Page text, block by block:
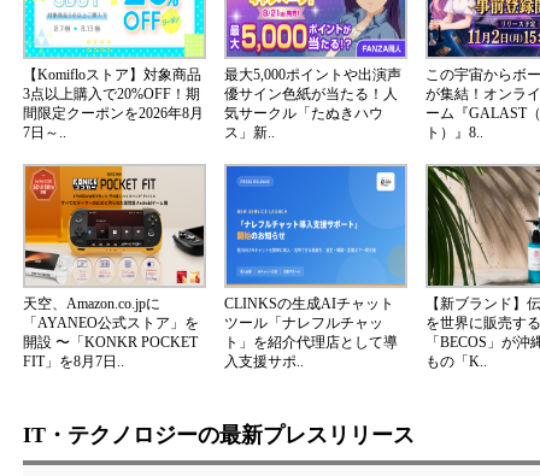
【Komifloストア】対象商品
3点以上購入で20%OFF！期
間限定クーポンを2026年8月
7日～..
最大5,000ポイントや出演声
優サイン色紙が当たる！人
気サークル「たぬきハウ
ス」新..
この宇宙からボ
が集結！オンラ
ーム『GALAST
ト）』8..
天空、Amazon.co.jpに
「AYANEO公式ストア」を
開設 〜「KONKR POCKET
FIT」を8月7日..
CLINKSの生成AIチャット
ツール「ナレフルチャッ
ト」を紹介代理店として導
入支援サポ..
【新ブランド】
を世界に販売す
「BECOS」が沖
もの「K..
IT・テクノロジーの最新プレスリリース